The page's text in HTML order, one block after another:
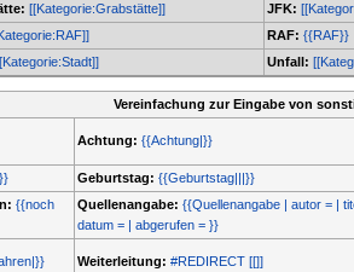
[[Kategorie:Grabstätte]] JFK:
RAF: {{RAF}}
Unfall:
Vereinfachung zur Eingabe von
Achtung: {{Achtung|}}
Geburtstag: {{Geburtstag|||}}
{{noch
Quellenangabe: {{Quellenangabe | autor = |
datum = | abgerufen = }}
Weiterleitung: #REDIRECT [[]]